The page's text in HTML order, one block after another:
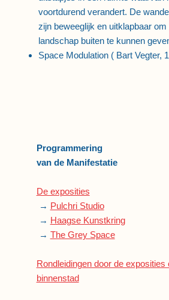
voortdurend verandert. De
zijn beweeglijk en uitklapbaar
landschap buiten te kunnen
Space Modulation ( Bart Vegter,
Programmering
van de Manifestatie
De exposities
→ Pulchri Studio
→ Haagse Kunstkring
→ The Grey Space
Rondleidingen door de exposities
binnenstad